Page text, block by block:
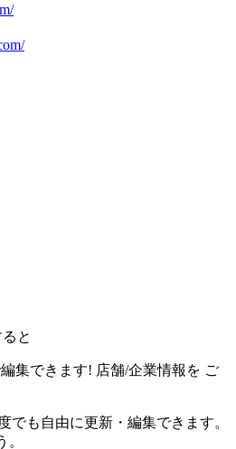
と
集できます! 店舗/企業情報を ご
でも自由に更新・編集できます。